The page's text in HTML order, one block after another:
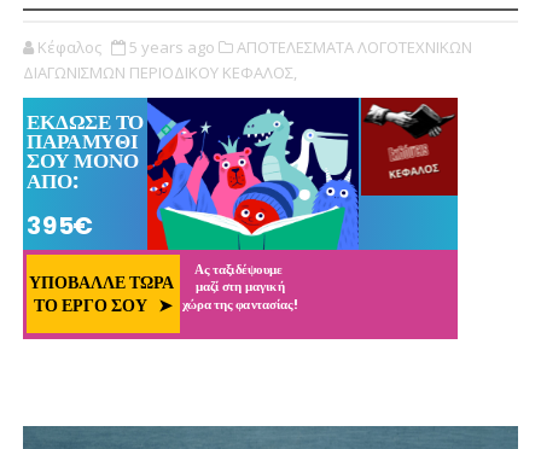
Κέφαλος 5 years ago
ΑΠΟΤΕΛΕΣΜΑΤΑ ΛΟΓΟΤΕΧΝΙΚΩΝ
ΔΙΑΓΩΝΙΣΜΩΝ ΠΕΡΙΟΔΙΚΟΥ ΚΕΦΑΛΟΣ,